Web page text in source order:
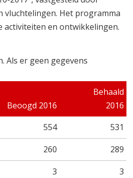
vluchtelingen. Het programma
activiteiten en ontwikkelingen.
Als er geen gegevens
Beoogd 2016
Behaald
2016
554
531
260
289
3
3